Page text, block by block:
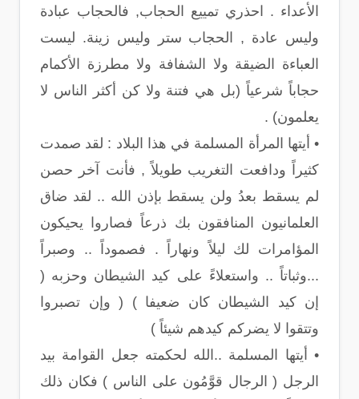
الأعداء . احذري تمييع الحجاب, فالحجاب عبادة
وليس عادة , الحجاب ستر وليس زينة. ليست
العباءة الضيقة ولا الشفافة ولا مطرزة الأكمام
حجاباً شرعياً (بل هي فتنة ولا كن أكثر الناس لا
يعلمون) .
• أيتها المرأة المسلمة في هذا البلاد : لقد صمدت
كثيراً ودافعت التغريب طويلاً , فأنت آخر حصن
لم يسقط بعدُ ولن يسقط بإذن الله .. لقد ضاق
العلمانيون المنافقون بك ذرعاً فصاروا يحيكون
المؤامرات لك ليلاً ونهاراً . فصموداً .. وصبراً
...وثباتاً .. واستعلاءً على كيد الشيطان وحزبه (
إن كيد الشيطان كان ضعيفا ) ( وإن تصبروا
وتتقوا لا يضركم كيدهم شيئاً )
• أيتها المسلمة ..الله لحكمته جعل القوامة بيد
الرجل ( الرجال قوَّمُون على الناس ) فكان ذلك